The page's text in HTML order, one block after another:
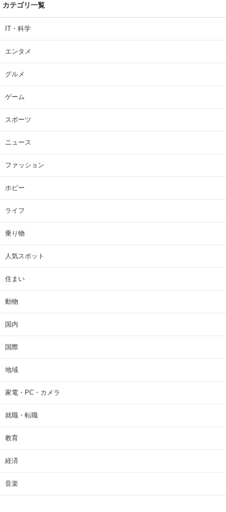
カテゴリ一覧
IT・科学
エンタメ
グルメ
ゲーム
スポーツ
ニュース
ファッション
ホビー
ライフ
乗り物
人気スポット
住まい
動物
国内
国際
地域
家電・PC・カメラ
就職・転職
教育
経済
音楽